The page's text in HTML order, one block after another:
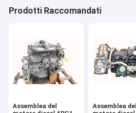
Prodotti Raccomandati
Assemblea del
Assemblea del